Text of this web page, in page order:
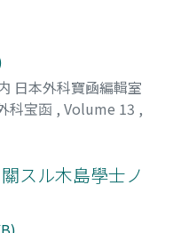
日本外科寶凾編輯室
科宝函 , Volume 13 ,
スル木島學士ノ